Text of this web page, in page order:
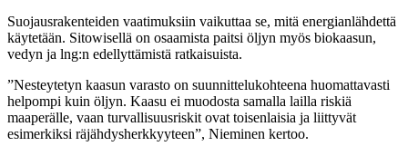
Suojausrakenteiden vaatimuksiin vaikuttaa se, mitä energianlähdettä
käytetään. Sitowisellä on osaamista paitsi öljyn myös biokaasun,
vedyn ja lng:n edellyttämistä ratkaisuista.
”Nesteytetyn kaasun varasto on suunnittelukohteena huomattavasti
helpompi kuin öljyn. Kaasu ei muodosta samalla lailla riskiä
maaperälle, vaan turvallisuusriskit ovat toisenlaisia ja liittyvät
esimerkiksi räjähdysherkkyyteen”, Nieminen kertoo.